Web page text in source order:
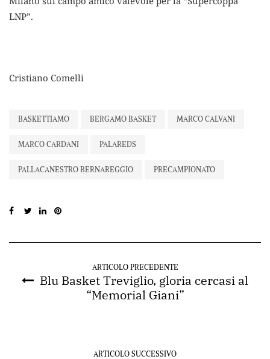
LNP”.
Cristiano Comelli
BASKETTIAMO BERGAMO BASKET MARCO CALVANI
MARCO CARDANI PALAREDS
PALLACANESTRO BERNAREGGIO PRECAMPIONATO
ARTICOLO PRECEDENTE
Blu Basket Treviglio, gloria cercasi al
“Memorial Giani”
ARTICOLO SUCCESSIVO